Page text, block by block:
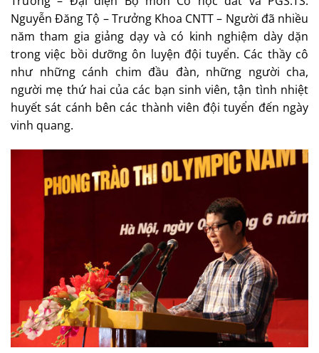
Nguyễn Đăng Tộ – Trưởng Khoa CNTT – Người đã nhiều
năm tham gia giảng dạy và có kinh nghiệm dày dặn
trong việc bồi dưỡng ôn luyện đội tuyển. Các thầy cô
như những cánh chim đầu đàn, những người cha,
người mẹ thứ hai của các bạn sinh viên, tận tình nhiệt
huyết sát cánh bên các thành viên đội tuyển đến ngày
vinh quang.